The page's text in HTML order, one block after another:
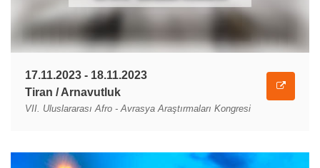
17.11.2023 - 18.11.2023
Tiran / Arnavutluk
VII. Uluslararası Afro - Avrasya Araştırmaları Kongresi